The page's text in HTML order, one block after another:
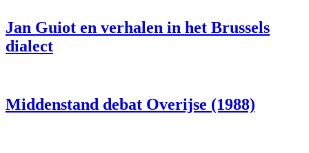
Jan Guiot en verhalen in het Brussels
dialect
Middenstand debat Overijse (1988)